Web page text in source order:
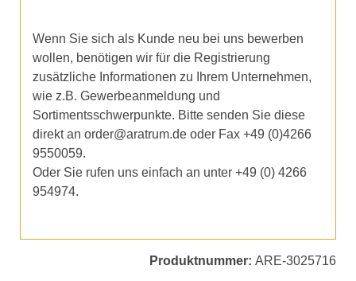
Wenn Sie sich als Kunde neu bei uns bewerben
wollen, benötigen wir für die Registrierung
zusätzliche Informationen zu Ihrem Unternehmen,
wie z.B. Gewerbeanmeldung und
Sortimentsschwerpunkte. Bitte senden Sie diese
direkt an order@aratrum.de oder Fax +49 (0)4266
9550059.
Oder Sie rufen uns einfach an unter +49 (0) 4266
954974.
Produktnummer: ARE-3025716